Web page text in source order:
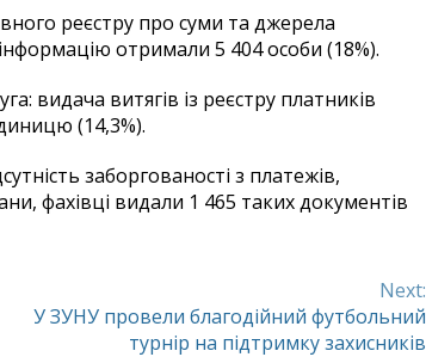
реєстру про суми та джерела
отримали 5 404 особи (18%).
видача витягів із реєстру платників
(14,3%).
заборгованості з платежів,
фахівці видали 1 465 таких документів
Next:
У ЗУНУ провели благодійний футбольний
турнір на підтримку захисників